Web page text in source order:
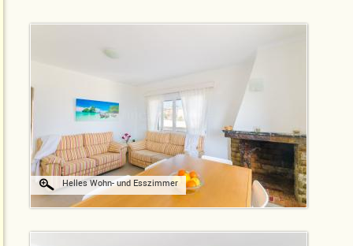
Helles Wohn- und Esszimmer